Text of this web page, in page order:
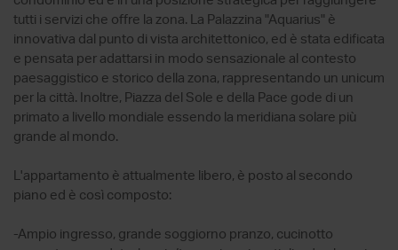
tutti i servizi che offre la zona. La Palazzina "Aquarius" è
innovativa dal punto di vista architettonico, ed è stata edificata
e pensata per adattarsi in modo sensazionale al contesto
paesaggistico e storico della zona, rappresentando un unicum
per la città. Inoltre, Piazza del Sole e della Pace gode di un
primato a livello mondiale essendo la meridiana solare più
grande al mondo.
L'appartamento è attualmente libero, è posto al secondo
piano ed è così composto:
-Ampio ingresso, grande soggiorno pranzo, cucinotto